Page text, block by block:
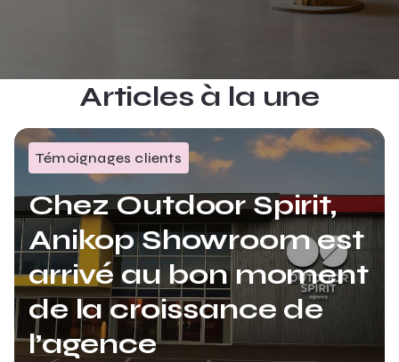
Articles à la une
Témoignages clients
Chez Outdoor Spirit,
Anikop Showroom est
arrivé au bon moment
de la croissance de
l’agence